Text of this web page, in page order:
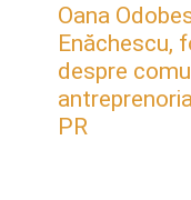
Oana
Enăchescu,
despre
PR